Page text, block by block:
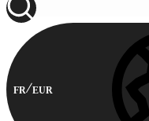
FR EUR